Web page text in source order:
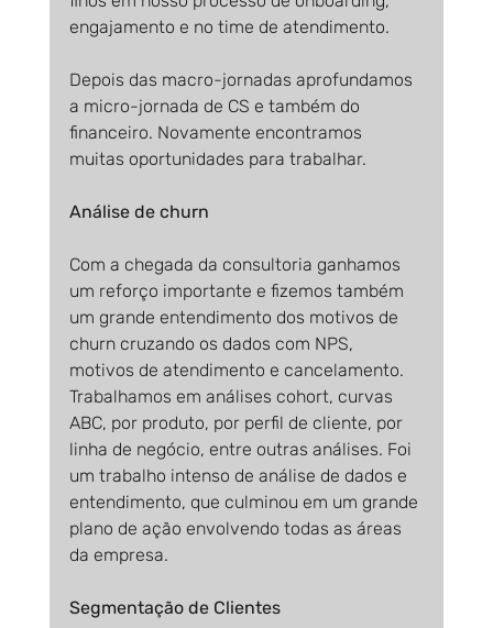
engajamento e no time de atendimento.
Depois das macro-jornadas aprofundamos
a micro-jornada de CS e também do
financeiro. Novamente encontramos
muitas oportunidades para trabalhar.
Análise de churn
Com a chegada da consultoria ganhamos
um reforço importante e fizemos também
um grande entendimento dos motivos de
churn cruzando os dados com NPS,
motivos de atendimento e cancelamento.
Trabalhamos em análises cohort, curvas
ABC, por produto, por perfil de cliente, por
linha de negócio, entre outras análises. Foi
um trabalho intenso de análise de dados e
entendimento, que culminou em um grande
plano de ação envolvendo todas as áreas
da empresa.
Segmentação de Clientes